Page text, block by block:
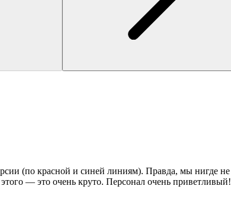
(по красной и синей линиям). Правда, мы нигде не
— это очень круто. Персонал очень приветливый!